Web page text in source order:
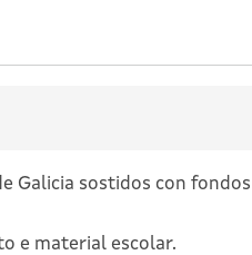
Galicia sostidos con
e material escolar.